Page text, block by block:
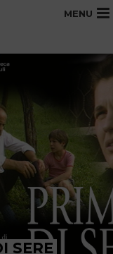
MENU
SERE